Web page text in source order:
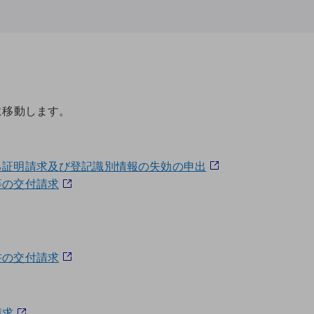
動します。
明請求及び登記識別情報の失効の申出
交付請求
交付請求